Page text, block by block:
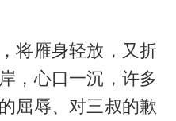
将雁身轻放，又折
，心口一沉，许多
屈辱、对三叔的歉